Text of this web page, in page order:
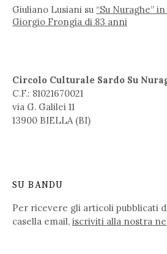
Giuliano Lusiani su “Su Nuraghe”
Giorgio Frongia di 83 anni
Circolo Culturale Sardo Su
C.F.: 81021670021
via G. Galilei 11
13900 BIELLA (BI)
SU BANDU
Per ricevere gli articoli pubblicati
casella email, iscriviti alla nostra